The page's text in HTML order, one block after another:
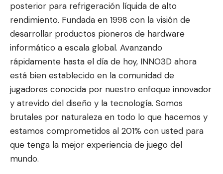
posterior para refrigeración líquida de alto
rendimiento. Fundada en 1998 con la visión de
desarrollar productos pioneros de hardware
informático a escala global. Avanzando
rápidamente hasta el día de hoy, INNO3D ahora
está bien establecido en la comunidad de
jugadores conocida por nuestro enfoque innovador
y atrevido del diseño y la tecnología. Somos
brutales por naturaleza en todo lo que hacemos y
estamos comprometidos al 201% con usted para
que tenga la mejor experiencia de juego del
mundo.